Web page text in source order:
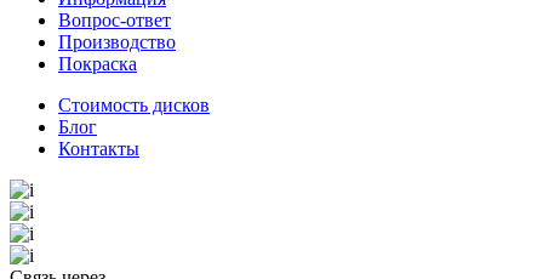
Вопрос-ответ
Производство
Покраска
Стоимость дисков
Блог
Контакты